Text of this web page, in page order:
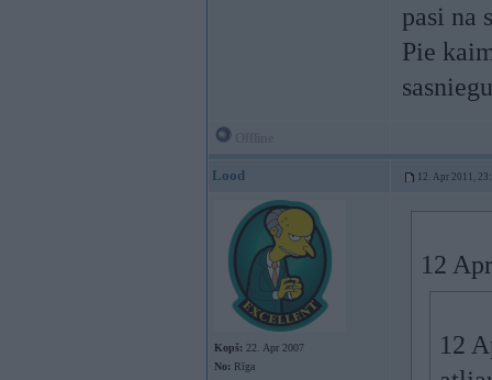
pasi na
Pie
Lood 12. Apr 2011,
Kopš: 22. Apr 2007
No: Rīga
12
12